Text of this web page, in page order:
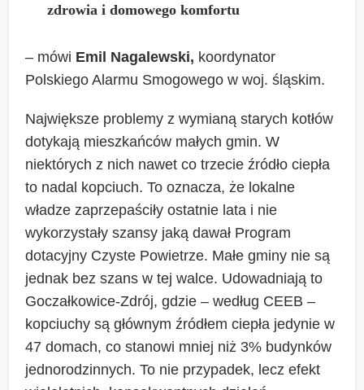
zdrowia i domowego komfortu
– mówi Emil Nagalewski, koordynator
Polskiego Alarmu Smogowego w woj. śląskim.
Największe problemy z wymianą starych kotłów
dotykają mieszkańców małych gmin. W
niektórych z nich nawet co trzecie źródło ciepła
to nadal kopciuch. To oznacza, że lokalne
władze zaprzepaściły ostatnie lata i nie
wykorzystały szansy jaką dawał Program
dotacyjny Czyste Powietrze. Małe gminy nie są
jednak bez szans w tej walce. Udowadniają to
Goczałkowice-Zdrój, gdzie – według CEEB –
kopciuchy są głównym źródłem ciepła jedynie w
47 domach, co stanowi mniej niż 3% budynków
jednorodzinnych. To nie przypadek, lecz efekt